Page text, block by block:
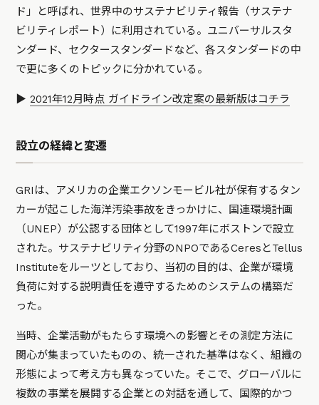
ド」と呼ばれ、世界中のサステナビリティ報告（サステナ
ビリティレポート）に利用されている。ユニバーサルスタ
ンダード、セクタースタンダードなど、各スタンダードの中
で更に多くのトピックに分かれている。
▶2021年12月時点 ガイドライン改定案の最新版はコチラ
設立の経緯と変遷
GRIは、アメリカの企業エクソンモービル社が保有するタン
カーが起こした海洋汚染事故をきっかけに、国連環境計画
（UNEP）が公認する団体として1997年にボストンで設立
された。サステナビリティ分野のNPOであるCeresとTellus
Instituteをルーツとしており、当初の目的は、企業が環境
負荷に対する説明責任を遵守するためのシステムの構築だ
った。
当時、企業活動がもたらす環境への影響とその測定方法に
関心が集まっていたものの、統一された基準はなく、組織の
形態によって考え方も異なっていた。そこで、グローバルに
複数の事業を展開する企業との対話を通して、国際的かつ